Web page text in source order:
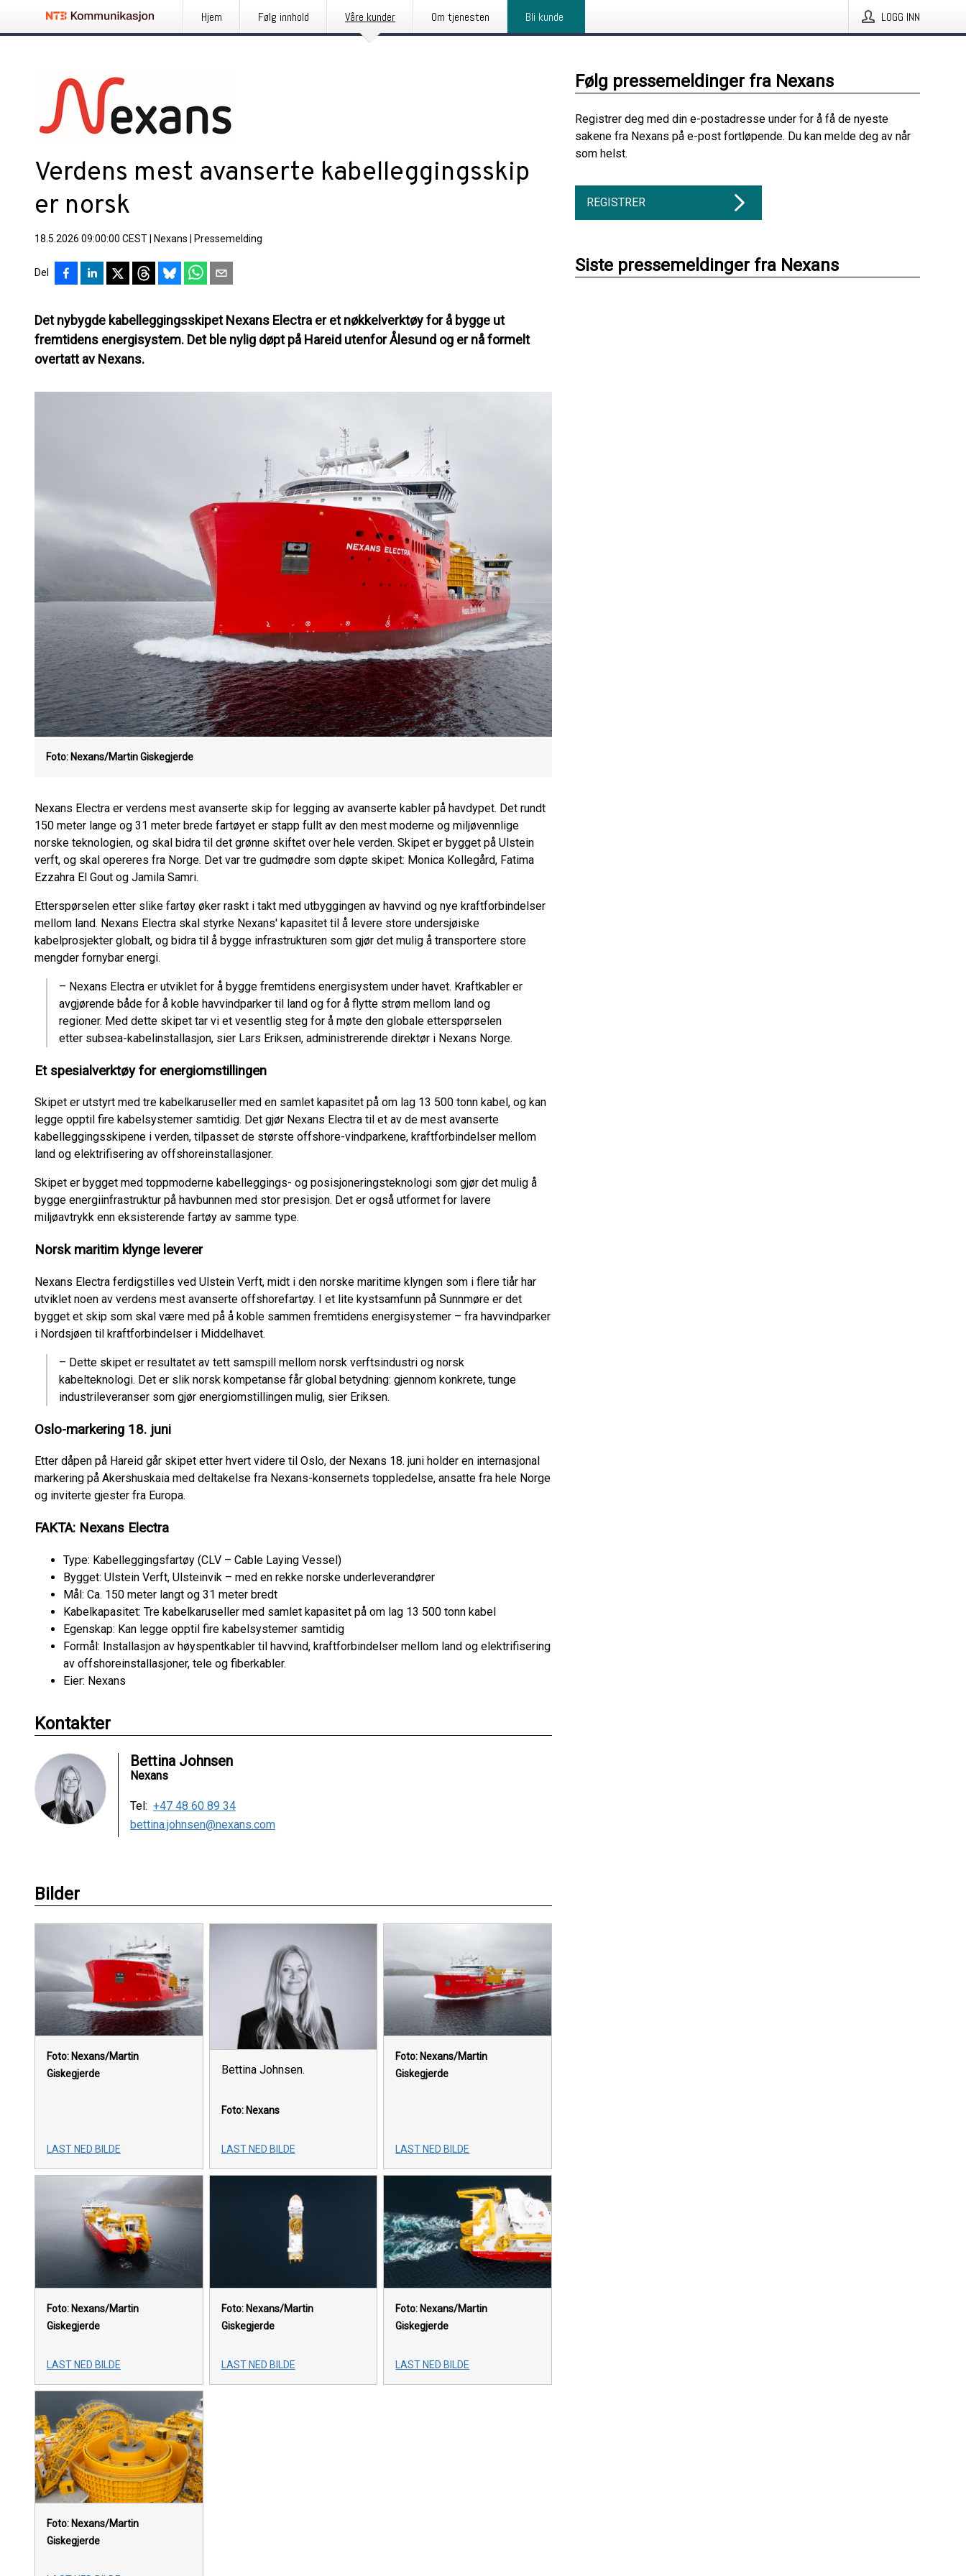
Hjem Følg innhold Våre kunder Om tjenesten Bli kunde LOGG INN
Verdens mest avanserte kabelleggingsskip
er norsk
18.5.2026 09:00:00 CEST Nexans Pressemelding
Del
Det nybygde kabelleggingsskipet Nexans Electra er et nøkkelverktøy for å bygge ut
fremtidens energisystem. Det ble nylig døpt på Hareid utenfor Ålesund og er nå formelt
overtatt av Nexans.
Foto: Nexans/Martin Giskegjerde
Nexans Electra er verdens mest avanserte skip for legging av avanserte kabler på havdypet. Det rundt
150 meter lange og 31 meter brede fartøyet er stapp fullt av den mest moderne og miljøvennlige
norske teknologien, og skal bidra til det grønne skiftet over hele verden. Skipet er bygget på Ulstein
verft, og skal opereres fra Norge. Det var tre gudmødre som døpte skipet: Monica Kollegård, Fatima
Ezzahra El Gout og Jamila Samri.
Etterspørselen etter slike fartøy øker raskt i takt med utbyggingen av havvind og nye kraftforbindelser
mellom land. Nexans Electra skal styrke Nexans' kapasitet til å levere store undersjøiske
kabelprosjekter globalt, og bidra til å bygge infrastrukturen som gjør det mulig å transportere store
mengder fornybar energi.
– Nexans Electra er utviklet for å bygge fremtidens energisystem under havet. Kraftkabler er
avgjørende både for å koble havvindparker til land og for å flytte strøm mellom land og
regioner. Med dette skipet tar vi et vesentlig steg for å møte den globale etterspørselen
etter subsea-kabelinstallasjon, sier Lars Eriksen, administrerende direktør i Nexans Norge.
Et spesialverktøy for energiomstillingen
Skipet er utstyrt med tre kabelkaruseller med en samlet kapasitet på om lag 13 500 tonn kabel, og kan
legge opptil fire kabelsystemer samtidig. Det gjør Nexans Electra til et av de mest avanserte
kabelleggingsskipene i verden, tilpasset de største offshore-vindparkene, kraftforbindelser mellom
land og elektrifisering av offshoreinstallasjoner.
Skipet er bygget med toppmoderne kabelleggings- og posisjoneringsteknologi som gjør det mulig å
bygge energiinfrastruktur på havbunnen med stor presisjon. Det er også utformet for lavere
miljøavtrykk enn eksisterende fartøy av samme type.
Norsk maritim klynge leverer
Nexans Electra ferdigstilles ved Ulstein Verft, midt i den norske maritime klyngen som i flere tiår har
utviklet noen av verdens mest avanserte offshorefartøy. I et lite kystsamfunn på Sunnmøre er det
bygget et skip som skal være med på å koble sammen fremtidens energisystemer – fra havvindparker
i Nordsjøen til kraftforbindelser i Middelhavet.
– Dette skipet er resultatet av tett samspill mellom norsk verftsindustri og norsk
kabelteknologi. Det er slik norsk kompetanse får global betydning: gjennom konkrete, tunge
industrileveranser som gjør energiomstillingen mulig, sier Eriksen.
Oslo-markering 18. juni
Etter dåpen på Hareid går skipet etter hvert videre til Oslo, der Nexans 18. juni holder en internasjonal
markering på Akershuskaia med deltakelse fra Nexans-konsernets toppledelse, ansatte fra hele Norge
og inviterte gjester fra Europa.
FAKTA: Nexans Electra
Type: Kabelleggingsfartøy (CLV – Cable Laying Vessel)
Bygget: Ulstein Verft, Ulsteinvik – med en rekke norske underleverandører
Mål: Ca. 150 meter langt og 31 meter bredt
Kabelkapasitet: Tre kabelkaruseller med samlet kapasitet på om lag 13 500 tonn kabel
Egenskap: Kan legge opptil fire kabelsystemer samtidig
Formål: Installasjon av høyspentkabler til havvind, kraftforbindelser mellom land og elektrifisering
av offshoreinstallasjoner, tele og fiberkabler.
Eier: Nexans
Kontakter
Bettina Johnsen
Nexans
Tel: +47 48 60 89 34
bettina.johnsen@nexans.com
Bilder
Foto: Nexans/Martin
Giskegjerde
LAST NED BILDE
Bettina Johnsen.
Foto: Nexans
LAST NED BILDE
Foto: Nexans/Martin
Giskegjerde
LAST NED BILDE
Foto: Nexans/Martin
Giskegjerde
LAST NED BILDE
Foto: Nexans/Martin
Giskegjerde
LAST NED BILDE
Foto: Nexans/Martin
Giskegjerde
LAST NED BILDE
Foto: Nexans/Martin
Giskegjerde
Følg pressemeldinger fra Nexans
Registrer deg med din e-postadresse under for å få de nyeste
sakene fra Nexans på e-post fortløpende. Du kan melde deg av når
som helst.
REGISTRER
Siste pressemeldinger fra Nexans